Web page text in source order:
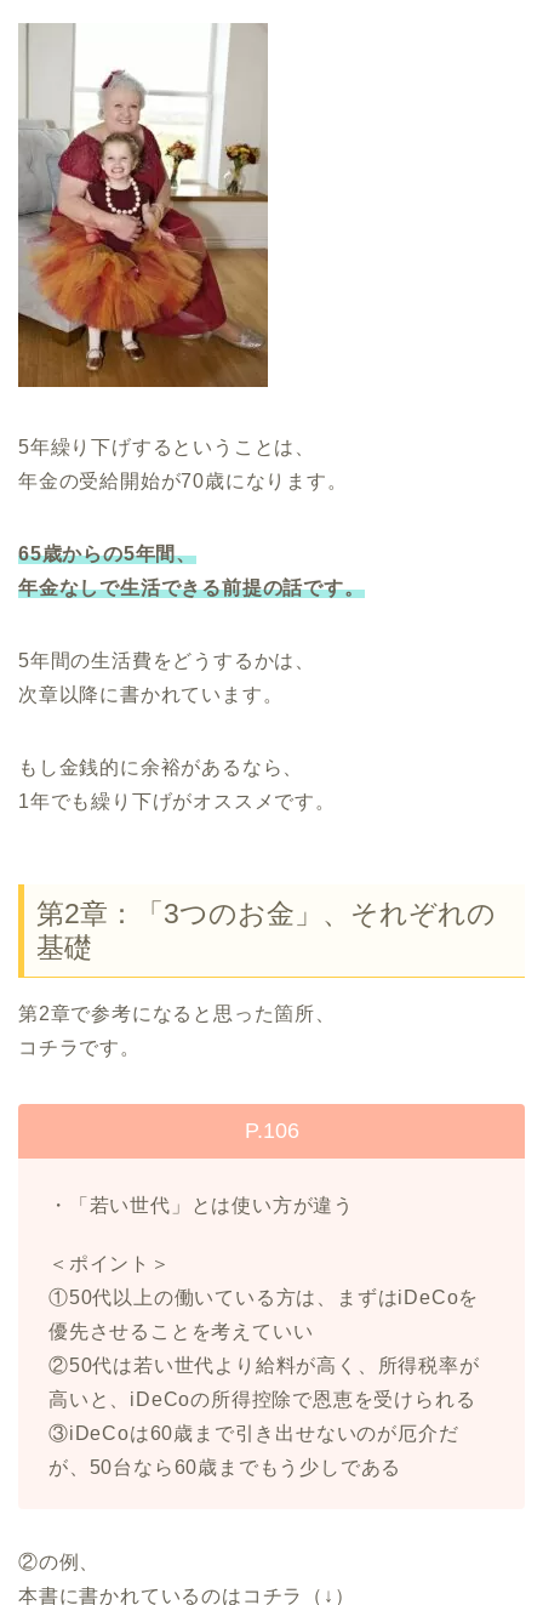
5年繰り下げするということは、
年金の受給開始が70歳になります。
65歳からの5年間、
年金なしで生活できる前提の話です。
5年間の生活費をどうするかは、
次章以降に書かれています。
もし金銭的に余裕があるなら、
1年でも繰り下げがオススメです。
第2章：「3つのお金」、それぞれの
基礎
第2章で参考になると思った箇所、
コチラです。
P.106
・「若い世代」とは使い方が違う
＜ポイント＞
①50代以上の働いている方は、まずはiDeCoを
優先させることを考えていい
②50代は若い世代より給料が高く、所得税率が
高いと、iDeCoの所得控除で恩恵を受けられる
③iDeCoは60歳まで引き出せないのが厄介だ
が、50台なら60歳までもう少しである
②の例、
本書に書かれているのはコチラ（↓）